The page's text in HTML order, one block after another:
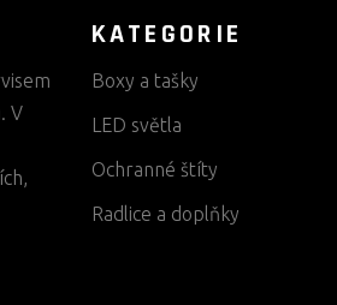
V
KATEGORIE
Boxy a tašky
LED světla
Ochranné štíty
Radlice a doplňky